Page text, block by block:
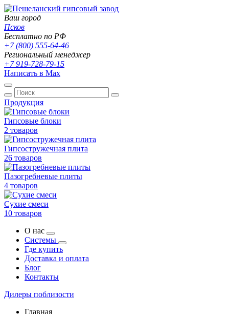
Ваш город
Псков
Бесплатно по РФ
+7 (800) 555-64-46
Региональный менеджер
+7 919-728-79-15
Написать в Max
Продукция
Гипсовые блоки
2 товаров
Гипсостружечная плита
26 товаров
Пазогребневые плиты
4 товаров
Сухие смеси
10 товаров
О нас
Системы
Где купить
Доставка и оплата
Блог
Контакты
Дилеры поблизости
Главная